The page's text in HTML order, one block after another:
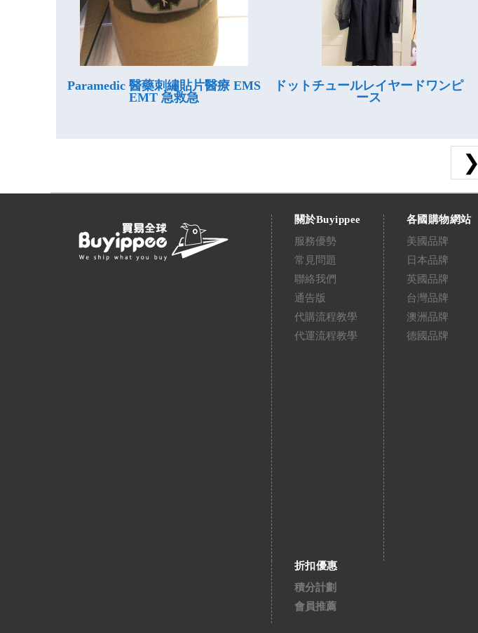
Paramedic 醫藥刺繡貼片醫療 EMS
EMT 急救急
ドットチュールレイヤードワンピ
ース
❯
關於Buyippee
服務優勢
常見問題
聯絡我們
通告版
代購流程教學
代運流程教學
各國購物網站
美國品牌
日本品牌
英國品牌
台灣品牌
澳洲品牌
德國品牌
折扣優惠
積分計劃
會員推薦